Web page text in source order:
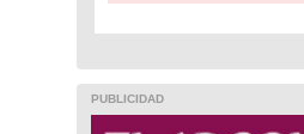
PUBLICIDAD